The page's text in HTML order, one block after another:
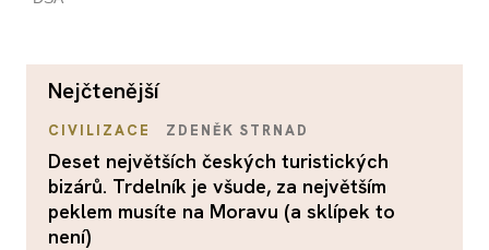
nejčtenější
CIVILIZACE ZDENĚK STRNAD
Deset největších českých turistických
bizárů. Trdelník je všude, za největším
peklem musíte na Moravu (a sklípek to
není)